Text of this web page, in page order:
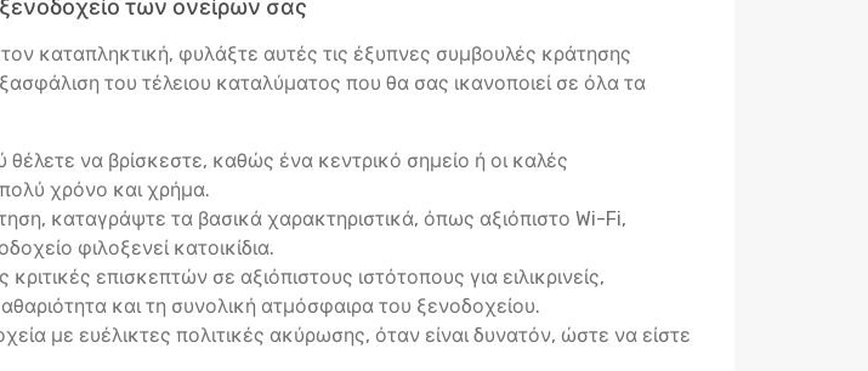
των ονείρων σας
καταπληκτική, φυλάξτε αυτές τις έξυπνες συμβουλές κράτησης
του τέλειου καταλύματος που θα σας ικανοποιεί σε όλα τα
θέλετε να βρίσκεστε, καθώς ένα κεντρικό σημείο ή οι καλές
χρόνο και χρήμα.
καταγράψτε τα βασικά χαρακτηριστικά, όπως αξιόπιστο Wi-Fi,
φιλοξενεί κατοικίδια.
επισκεπτών σε αξιόπιστους ιστότοπους για ειλικρινείς,
και τη συνολική ατμόσφαιρα του ξενοδοχείου.
με ευέλικτες πολιτικές ακύρωσης, όταν είναι δυνατόν, ώστε να είστε